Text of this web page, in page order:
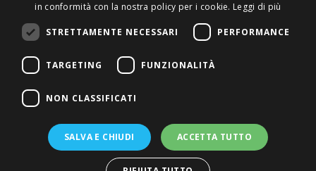
Copyright © 2026 Q-Web s.r.l.
Privacy Sitemap Lavora con noi
Facile PA Sicurezza delle informazioni
in conformità con la nostra policy per i cookie. Leggi di più
STRETTAMENTE NECESSARI PERFORMANCE
TARGETING FUNZIONALITÀ
NON CLASSIFICATI
SALVA E CHIUDI ACCETTA TUTTO